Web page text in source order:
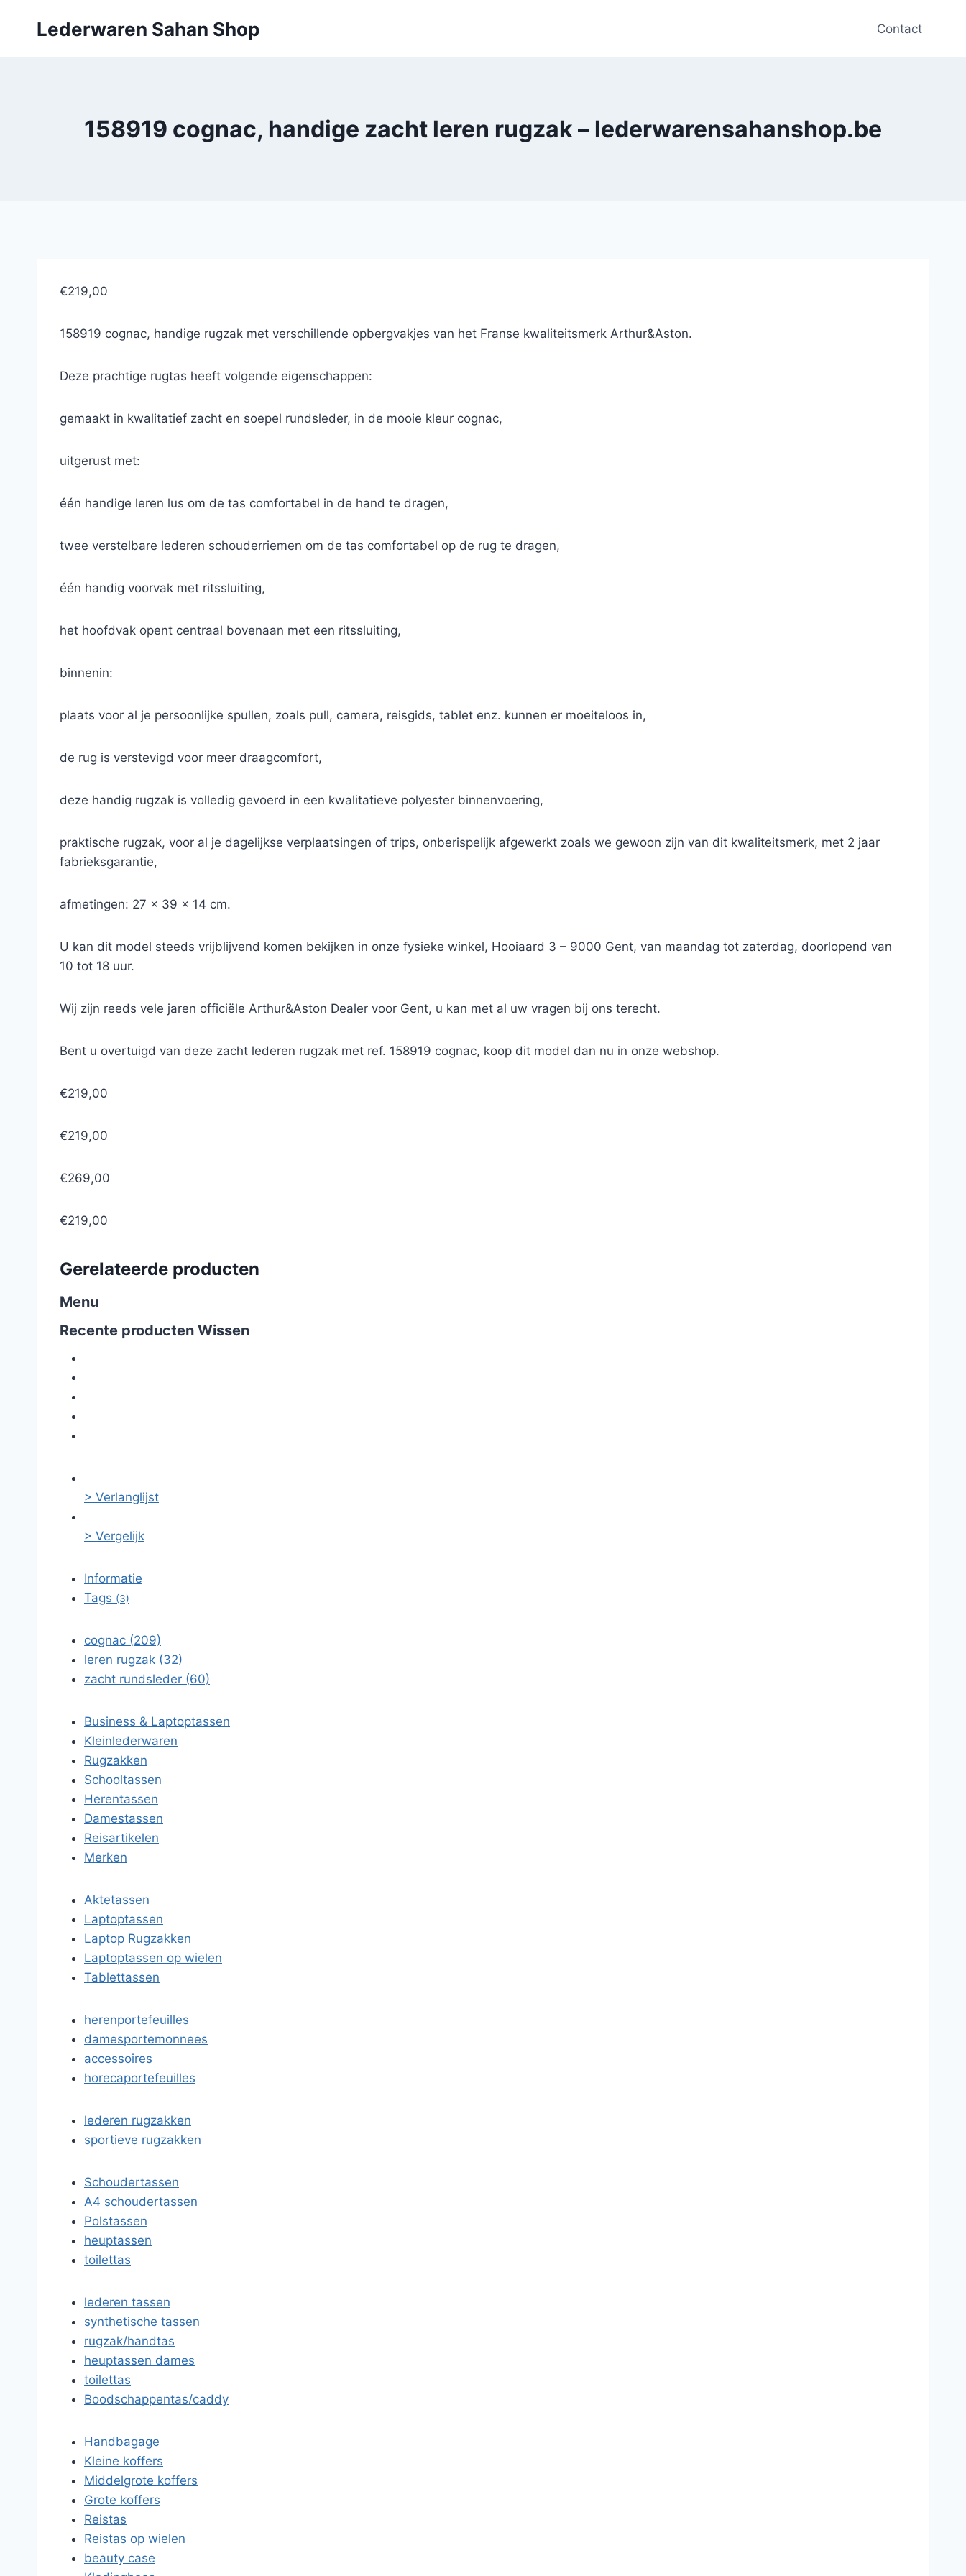
Lederwaren Sahan Shop Contact
158919 cognac, handige zacht leren rugzak – lederwarensahanshop.be
€219,00
158919 cognac, handige rugzak met verschillende opbergvakjes van het Franse kwaliteitsmerk Arthur&Aston.
Deze prachtige rugtas heeft volgende eigenschappen:
gemaakt in kwalitatief zacht en soepel rundsleder, in de mooie kleur cognac,
uitgerust met:
één handige leren lus om de tas comfortabel in de hand te dragen,
twee verstelbare lederen schouderriemen om de tas comfortabel op de rug te dragen,
één handig voorvak met ritssluiting,
het hoofdvak opent centraal bovenaan met een ritssluiting,
binnenin:
plaats voor al je persoonlijke spullen, zoals pull, camera, reisgids, tablet enz. kunnen er moeiteloos in,
de rug is verstevigd voor meer draagcomfort,
deze handig rugzak is volledig gevoerd in een kwalitatieve polyester binnenvoering,
praktische rugzak, voor al je dagelijkse verplaatsingen of trips, onberispelijk afgewerkt zoals we gewoon zijn van dit kwaliteitsmerk, met 2 jaar
fabrieksgarantie,
afmetingen: 27 x 39 x 14 cm.
U kan dit model steeds vrijblijvend komen bekijken in onze fysieke winkel, Hooiaard 3 – 9000 Gent, van maandag tot zaterdag, doorlopend van
10 tot 18 uur.
Wij zijn reeds vele jaren officiële Arthur&Aston Dealer voor Gent, u kan met al uw vragen bij ons terecht.
Bent u overtuigd van deze zacht lederen rugzak met ref. 158919 cognac, koop dit model dan nu in onze webshop.
€219,00
€219,00
€269,00
€219,00
Gerelateerde producten
Menu
Recente producten Wissen
> Verlanglijst
> Vergelijk
Informatie
Tags (3)
cognac (209)
leren rugzak (32)
zacht rundsleder (60)
Business & Laptoptassen
Kleinlederwaren
Rugzakken
Schooltassen
Herentassen
Damestassen
Reisartikelen
Merken
Aktetassen
Laptoptassen
Laptop Rugzakken
Laptoptassen op wielen
Tablettassen
herenportefeuilles
damesportemonnees
accessoires
horecaportefeuilles
lederen rugzakken
sportieve rugzakken
Schoudertassen
A4 schoudertassen
Polstassen
heuptassen
toilettas
lederen tassen
synthetische tassen
rugzak/handtas
heuptassen dames
toilettas
Boodschappentas/caddy
Handbagage
Kleine koffers
Middelgrote koffers
Grote koffers
Reistas
Reistas op wielen
beauty case